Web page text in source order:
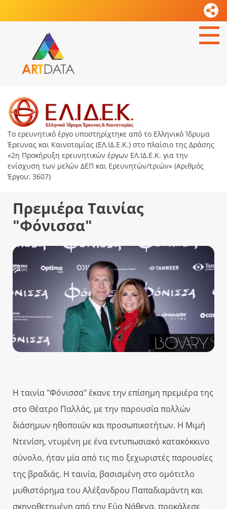
Το ερευνητικό έργο υποστηρίχτηκε από το Ελληνικό Ίδρυμα
Έρευνας και Καινοτομίας (ΕΛ.ΙΔ.Ε.Κ.) στο πλαίσιο της Δράσης
«2η Προκήρυξη ερευνητικών έργων ΕΛ.ΙΔ.Ε.Κ. για την
ενίσχυση των μελών ΔΕΠ και Ερευνητών/τριών» (Αριθμός
Έργου: 3607)
Πρεμιέρα Ταινίας
"Φόνισσα"
Η ταινία "Φόνισσα" έκανε την επίσημη πρεμιέρα της
στο Θέατρο Παλλάς, με την παρουσία πολλών
διάσημων ηθοποιών και προσωπικοτήτων. Η Μιμή
Ντενίση, ντυμένη με ένα εντυπωσιακό κατακόκκινο
σύνολο, ήταν μία από τις πιο ξεχωριστές παρουσίες
της βραδιάς. Η ταινία, βασισμένη στο ομότιτλο
μυθιστόρημα του Αλέξανδρου Παπαδιαμάντη και
σκηνοθετημένη από την Εύα Νάθενα, προκάλεσε